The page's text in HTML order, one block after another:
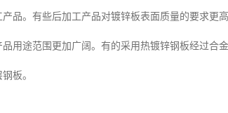
品。有些后加工产品对镀锌板表面质量的要求更
用途范围更加广阔。有的采用热镀锌钢板经过合
板。